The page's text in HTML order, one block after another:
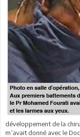
développement de la
m’avait donné avec le